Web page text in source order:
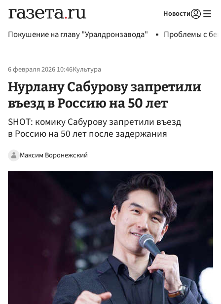
Новости
Покушение на главу "Уралдронзавода" Проблемы с
6 февраля 2026 10:46Культура
Нурлану Сабурову запретили
въезд в Россию на 50 лет
SHOT: комику Сабурову запретили въезд
в Россию на 50 лет после задержания
Максим Воронежский